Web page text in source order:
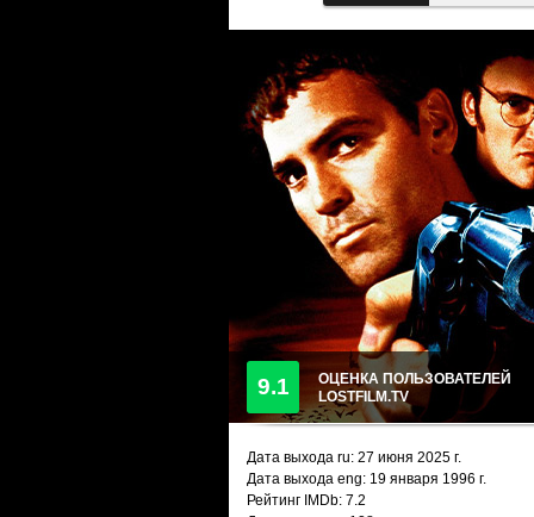
9.1
ОЦЕНКА ПОЛЬЗОВАТЕЛЕЙ
LOSTFILM.TV
Дата выхода ru: 27 июня 2025 г.
Дата выхода eng: 19 января 1996 г.
Рейтинг IMDb: 7.2